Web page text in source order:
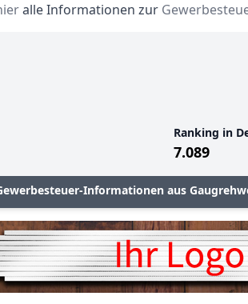
alle Informationen zur
Ranking in
7.089
Informationen aus